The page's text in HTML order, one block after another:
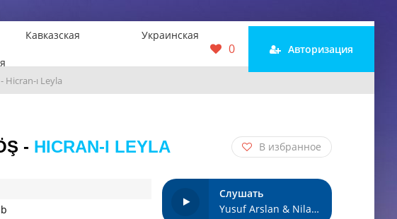
Кавказская Украинская
0 Авторизация
Hicran-ı Leyla
- HICRAN-I LEYLA В избранное
Слушать
Yusuf Arslan & Nilay Döldöş - Hicran-ı Leyla